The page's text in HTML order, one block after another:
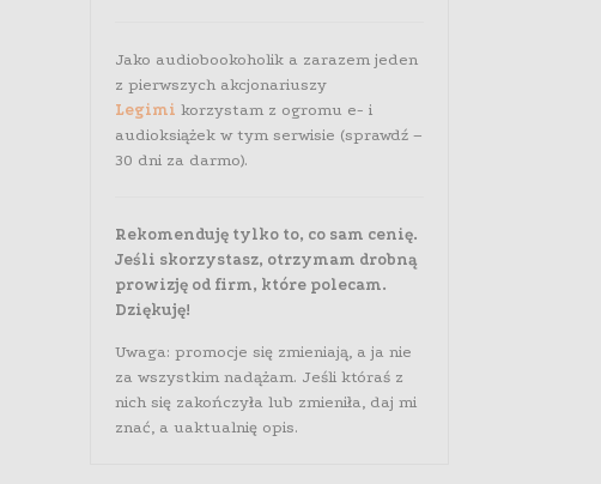
Jako audiobookoholik a zarazem jeden
z pierwszych akcjonariuszy
Legimi korzystam z ogromu e- i
audioksiążek w tym serwisie (sprawdź –
30 dni za darmo).
Rekomenduję tylko to, co sam cenię.
Jeśli skorzystasz, otrzymam drobną
prowizję od firm, które polecam.
Dziękuję!
Uwaga: promocje się zmieniają, a ja nie
za wszystkim nadążam. Jeśli któraś z
nich się zakończyła lub zmieniła, daj mi
znać, a uaktualnię opis.